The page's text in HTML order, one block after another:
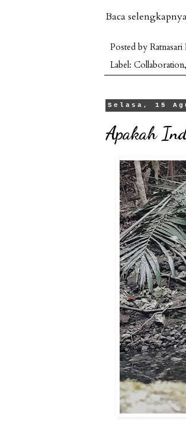
Baca
Posted by
Label: Collaboration,
Selasa, 15
Apakah